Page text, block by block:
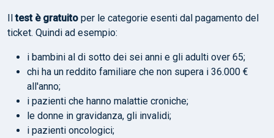
Iltest è gratuito per le categorie esenti dal pagamento del
ticket. Quindi ad esempio:
i bambini al di sotto dei sei anni e gli adulti over 65;
chi ha un reddito familiare che non supera i 36.000 €
all'anno;
i pazienti che hanno malattie croniche;
le donne in gravidanza, gli invalidi;
i pazienti oncologici;